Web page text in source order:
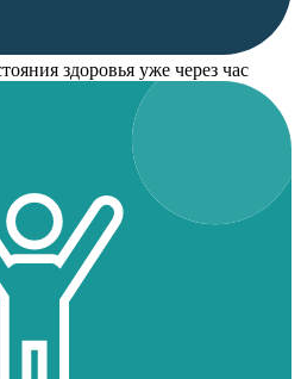
здоровья уже через час